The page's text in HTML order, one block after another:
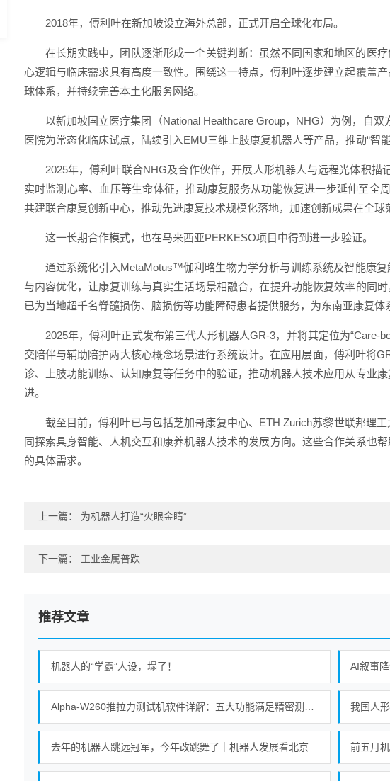
2018年，傅利叶在新加坡设立海外总部，正式开启全球化布局。
在长期实践中，团队逐渐形成一个关键判断：虽然不同国家和地区的医
心逻辑与临床需求具有高度一致性。围绕这一特点，傅利叶逐步建立起覆盖
球体系，并持续完善本土化服务网络。
以新加坡国立医疗集团（National Healthcare Group，NHG）为例，自
医院为常态化临床试点，陆续引入EMU三维上肢康复机器人等产品，推动“智
2025年，傅利叶联合NHG及合作伙伴，开展人形机器人与远程光体积
实时监测心率、血压等生命体征，推动康复服务从功能恢复进一步延伸至全
共建联合康复创新中心，推动先进康复技术规模化落地，加速创新成果在全球
这一长期合作模式，也在马来西亚PERKESO项目中得到进一步验证。
通过系统化引入MetaMotus™伽利略生物力学分析与训练系统及智能康
与内容优化，让康复训练与真实生活场景相融合，在提升功能恢复效率的同
已为当地超千名脊髓损伤、脑损伤等功能障碍患者提供服务，为东南亚康复体
2025年，傅利叶正式发布第三代人形机器人GR-3，并将其定位为“Care-
交陪伴与辅助陪护两大核心概念场景进行系统设计。在应用层面，傅利叶将
诊、上肢功能训练、认知康复等任务中的验证，推动机器人技术应用从专业
进。
截至目前，傅利叶已与包括芝加哥康复中心、ETH Zurich苏黎世联邦理
同探索具身智能、人机交互和康养机器人技术的发展方向。这些合作关系也
的具体需求。
上一篇： 为机器人打造“火眼金睛”
下一篇： 工业金属普跌
推荐文章
机器人的“学霸”人设，塌了！ AI叙事
去年的机器人跳远冠军，今年改跳舞了｜机器人发展看北京 前五月